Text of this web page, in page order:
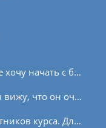
Свой отзыв об онлайн-ретрите хочу начать с благодарности Андрею и всем преподавателям. Также я благодарю всех участников за совместно сформированное пространство, за поддержку...
Прошла этот курс второй раз и вижу, что он очень нужен нам, женщинам, не все могут сами собрать такой материал. У нас много блоков, и их надо убирать, а вот как, можно узнать вот...
Благодарю Андрея и всех участников курса. Для меня это был новый опыт. На курс пришла, надеясь получить контроль над эмоциями. Первые два занятия дались тяжело. После них было...